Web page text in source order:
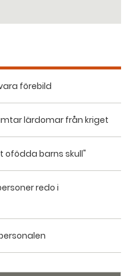
förebild
lärdomar från kriget
ofödda barns skull"
redo i